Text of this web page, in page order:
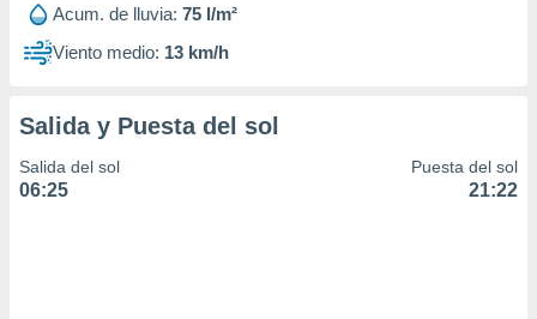
Acum. de lluvia: 75 l/m²
Viento medio: 13 km/h
Salida y Puesta del sol
Salida del sol
06:25
Puesta del sol
21:22